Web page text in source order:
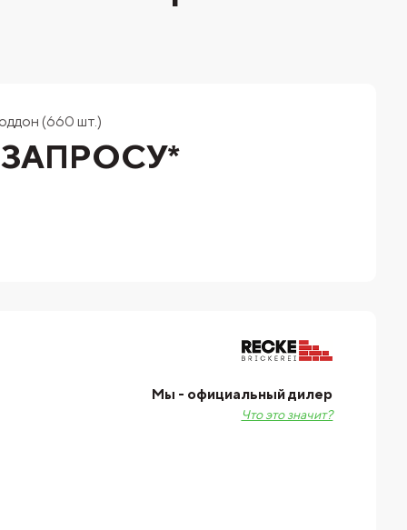
(660 шт.)
Мы - официальный дилер
Что это значит?